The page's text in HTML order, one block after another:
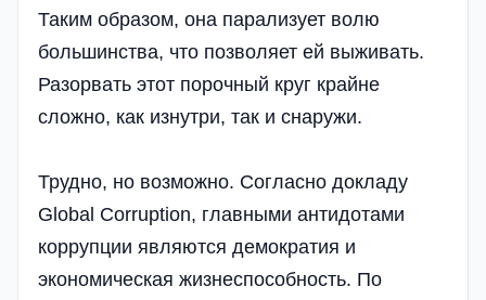
Таким образом, она парализует волю
большинства, что позволяет ей выживать.
Разорвать этот порочный круг крайне
сложно, как изнутри, так и снаружи.
Трудно, но возможно. Согласно докладу
Global Corruption, главными антидотами
коррупции являются демократия и
экономическая жизнеспособность. По